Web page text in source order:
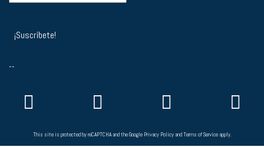
--
This site is protected by reCAPTCHA and the Google Privacy PolicyandTerms of Serviceapply.